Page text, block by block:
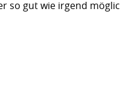
so gut wie irgend